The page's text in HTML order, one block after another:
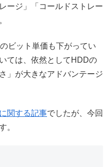
ージ」「コールドストレー
ビット単価も下がってい
ては、依然としてHDDの
」が大きなアドバンテージ
関する記事でしたが、今回
。